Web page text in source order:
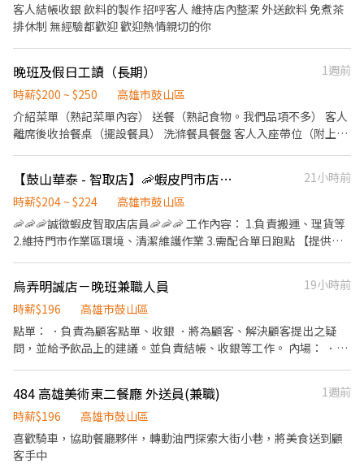
客人結帳收銀 飲料的製作 招呼客人 維持店內整潔 外送飲料 免煮茶
排休制 無經驗都歡迎 歡迎熱情親切的你
晚班及假日工讀（長期）
1週前
時薪$200 ~ $250
高雄市鼓山區
介紹菜單（熟記菜單內容） 送餐（熟記食物。我們品項不多） 客人
離席後收拾餐桌（擺設餐具） 洗滌餐具餐盤 客人入座帶位（附上茶
【鼓山華泰 - 智取店】🦐蝦皮門市店員✨ #薪資高 #快速上工 #完整職訓
21小時前
時薪$204 ~ $224
高雄市鼓山區
🦐🦐🦐誠徵蝦皮智取店店員🦐🦐🦐 工作內容： 1.負責搬運、理貨等
2.維持門市作業區環境、清潔維護作業 3.需配合單日跑點 【提供完
($244)✨ （詳細上班時間如下） ＝＝＝＝＝＝＝＝＝＝＝＝＝＝＝
＝＝＝＝ 早班時薪：07:00-12:00（可彈性調整"上班時間"最晚從
08:30開始，預計排班3-5小時） 晚班時薪：18:30-22:30 夜班時
薪：23:30-03:30 (一週排班約3～4天)
烏弄明誠店－晚班兼職人員
19小時前
時薪$196
高雄市鼓山區
點單： ．負責為顧客點單、收銀 ．將為顧客、解決顧客提出之疑
問，並給予飲品上的建議。並負責結帳、收銀等工作。 內場： ．擔
飲品外送 @以上工作內容學會並可以配合輪班時薪調整
484 高雄美術東二餐廳 外送員(兼職)
1週前
時薪$196
高雄市鼓山區
喜歡騎車，協助餐廳夥伴，轉動油門探索大街小巷，將美食送到顧
客手中